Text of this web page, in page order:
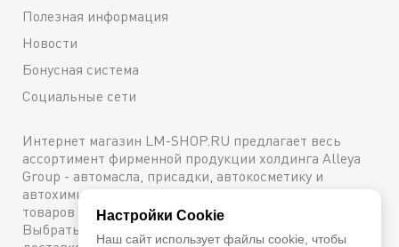
Полезная информация
Новости
Бонусная система
Социальные сети
Интернет магазин LM-SHOP.RU предлагает весь
ассортимент фирменной продукции холдинга Alleya
Group - автомасла, присадки, автокосметику и
автохимию. Каталог содержит подробное описание
товаров с техническими характеристиками и ценами.
Выбрать и купить оригинальную продукцию с
Настройки Cookie
Наш сайт использует файлы cookie, чтобы